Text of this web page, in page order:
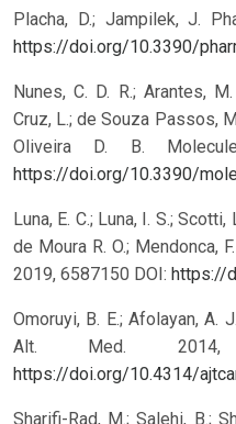
Placha, D.; Jampilek, J.
https://doi.org/10.3390/
Nunes, C. D. R.; Arantes,
Cruz, L.; de Souza Passos,
Oliveira D. B.
https://doi.org/10.3390/
Luna, E. C.; Luna, I. S.;
de Moura R. O.; Mendonca,
2019, 6587150 DOI: https://
Omoruyi, B. E.; Afolayan, A.
Alt. Med.
https://doi.org/10.4314/
Sharifi-Rad, M.; Salehi, B.;